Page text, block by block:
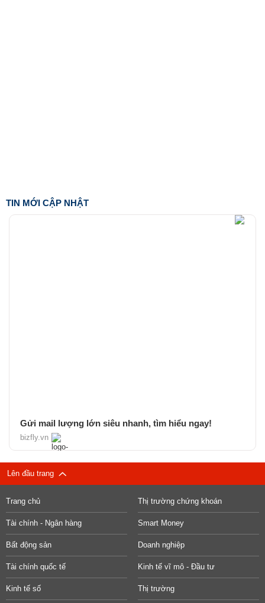
TIN MỚI CẬP NHẬT
Gửi mail lượng lớn siêu nhanh, tìm hiểu ngay!
bizfly.vn
Lên đầu trang
Trang chủ Thị trường chứng khoán
Tài chính - Ngân hàng Smart Money
Bất động sản Doanh nghiệp
Tài chính quốc tế Kinh tế vĩ mô - Đầu tư
Kinh tế số Thị trường